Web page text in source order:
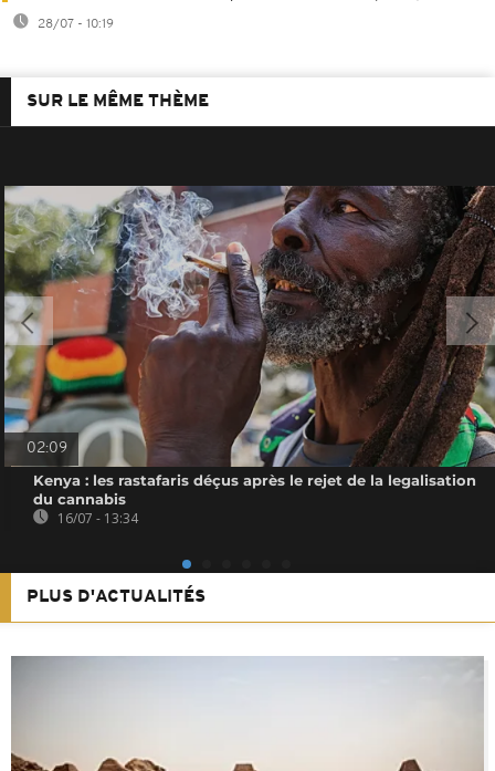
28/07 - 10:19
SUR LE MÊME THÈME
02:09
Kenya : les rastafaris déçus après le rejet de la legalisation
du cannabis
16/07 - 13:34
PLUS D'ACTUALITÉS